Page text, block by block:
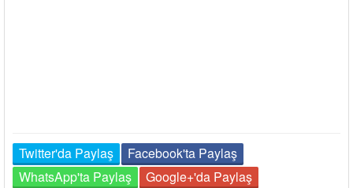
Twitter'da Paylaş
Facebook'ta Paylaş
WhatsApp'ta Paylaş
Google+'da Paylaş